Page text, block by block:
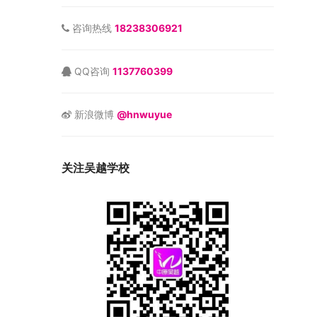
咨询热线 18238306921
QQ咨询 1137760399
新浪微博 @hnwuyue
关注吴越学校